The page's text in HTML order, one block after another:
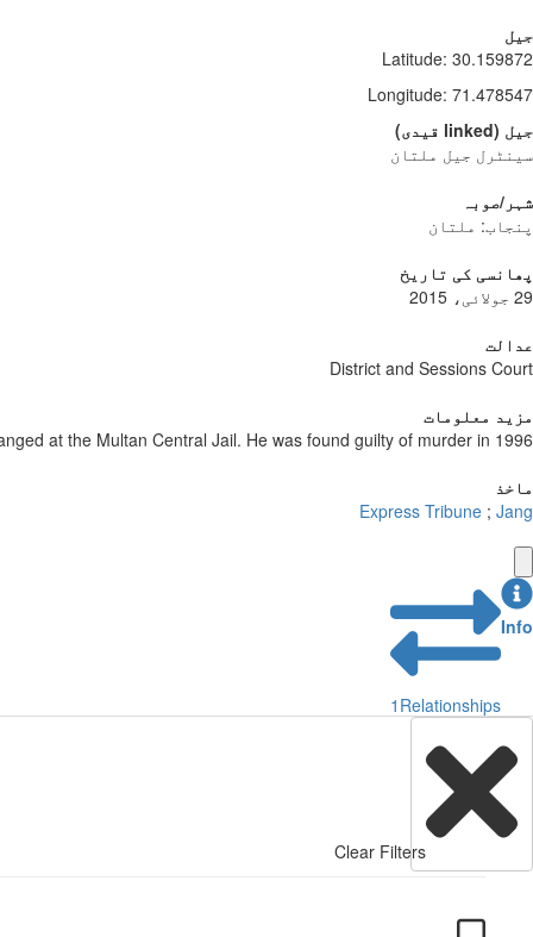
جیل
Latitude: 30.159872
Longitude: 71.478547
جیل (
linked قیدی)
سینٹرل جیل ملتان
شہر/صوبہ
پنجاب: ملتان
پھانسی کی تاریخ
29 جولائی، 2015
عدالت
District and Sessions Court
مزید معلومات
at the Multan Central Jail. He was found guilty of murder in 1996
ماخذ
Express Tribune ; Jang
Info
1 Relationships
Clear Filters